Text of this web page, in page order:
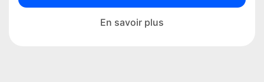
En savoir plus